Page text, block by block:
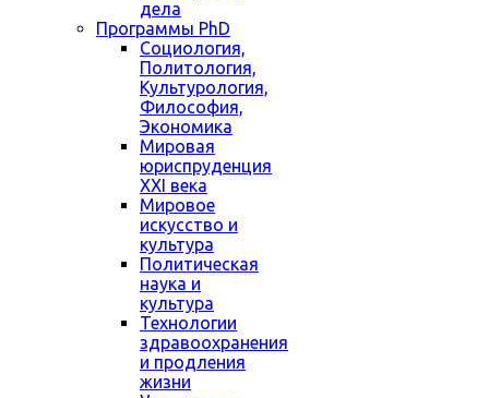
дела
Программы PhD
Социология,
Политология,
Культурология,
Философия,
Экономика
Мировая
юриспруденция
XXI века
Мировое
искусство и
культура
Политическая
наука и
культура
Технологии
здравоохранения
и продления
жизни